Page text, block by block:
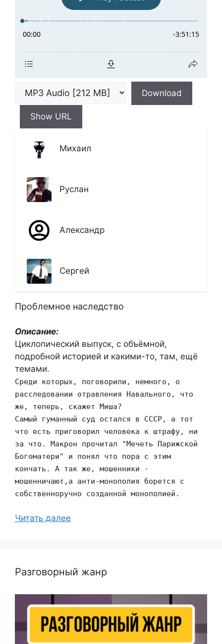
Download
Show URL
Михаил
Руслан
Александр
Сергей
Проблемное наследство
Описание:
Циклопический выпуск, с объёмной,
подробной историей и какими-то, там, ещё
темами.
Среди которых, поговорили, немного, о
расследовании отравления Навального, что
же, теперь, скажет Миша?
Самый гуманный суд остался в СССР, а тот
что есть приговорил человека к штрафу, ни
за что. Макрон прочитал "Мечеть Парижской
Богоматери" и понял что пора с этим
кончать. А так же, мошенники -
мошенничают,а анти-монополия борется с
собственноручно созданной монополией.
Читать далее
Разговорный жанр